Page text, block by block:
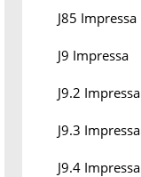
J85 Impressa
J9 Impressa
J9.2 Impressa
J9.3 Impressa
J9.4 Impressa